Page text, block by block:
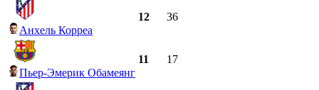
Анхель Корреа
12 36
Пьер-Эмерик Обамеянг
11 17